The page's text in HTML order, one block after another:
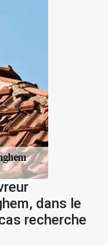
dans le
recherche